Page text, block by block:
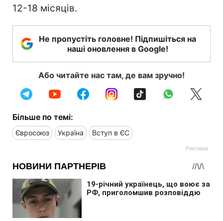
12-18 місяців.
Не пропустіть головне! Підпишіться на
наші оновлення в Google!
Або читайте нас там, де вам зручно!
Більше по темі:
Євросоюз Україна Вступ в ЄС